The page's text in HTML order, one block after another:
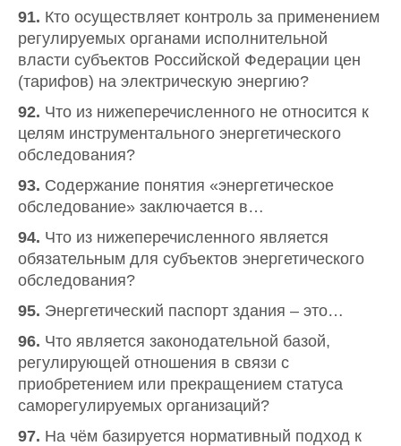
91. Кто осуществляет контроль за применением
регулируемых органами исполнительной
власти субъектов Российской Федерации цен
(тарифов) на электрическую энергию?
92. Что из нижеперечисленного не относится к
целям инструментального энергетического
обследования?
93. Содержание понятия «энергетическое
обследование» заключается в…
94. Что из нижеперечисленного является
обязательным для субъектов энергетического
обследования?
95. Энергетический паспорт здания – это…
96. Что является законодательной базой,
регулирующей отношения в связи с
приобретением или прекращением статуса
саморегулируемых организаций?
97. На чём базируется нормативный подход к